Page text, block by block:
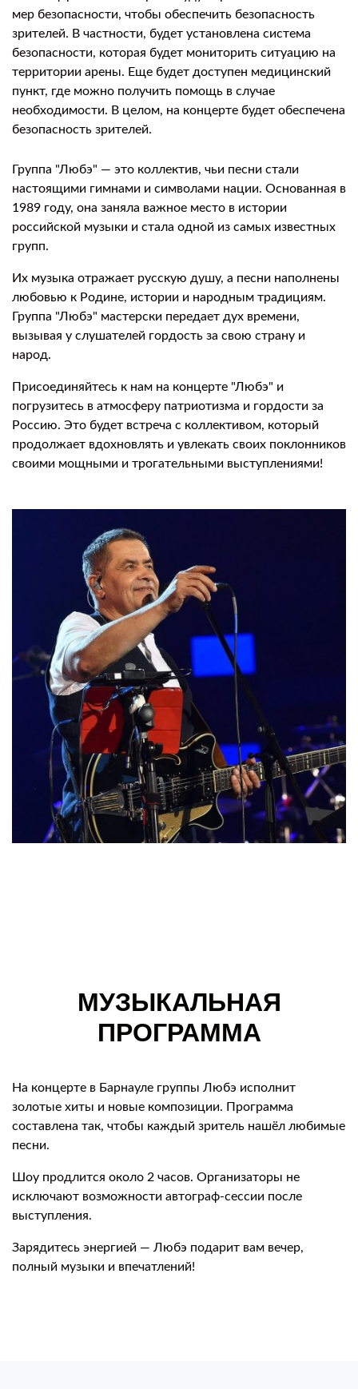
мер безопасности, чтобы обеспечить безопасность
зрителей. В частности, будет установлена система
безопасности, которая будет мониторить ситуацию на
территории арены. Еще будет доступен медицинский
пункт, где можно получить помощь в случае
необходимости. В целом, на концерте будет обеспечена
безопасность зрителей.
Группа "Любэ" — это коллектив, чьи песни стали
настоящими гимнами и символами нации. Основанная в
1989 году, она заняла важное место в истории
российской музыки и стала одной из самых известных
групп.
Их музыка отражает русскую душу, а песни наполнены
любовью к Родине, истории и народным традициям.
Группа "Любэ" мастерски передает дух времени,
вызывая у слушателей гордость за свою страну и
народ.
Присоединяйтесь к нам на концерте "Любэ" и
погрузитесь в атмосферу патриотизма и гордости за
Россию. Это будет встреча с коллективом, который
продолжает вдохновлять и увлекать своих поклонников
своими мощными и трогательными выступлениями!
МУЗЫКАЛЬНАЯ
ПРОГРАММА
На концерте в Барнауле группы Любэ исполнит
золотые хиты и новые композиции. Программа
составлена так, чтобы каждый зритель нашёл любимые
песни.
Шоу продлится около 2 часов. Организаторы не
исключают возможности автограф-сессии после
выступления.
Зарядитесь энергией — Любэ подарит вам вечер,
полный музыки и впечатлений!